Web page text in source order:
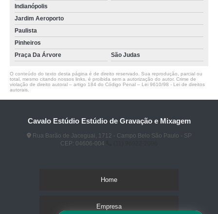
Indianópolis
Jardim Aeroporto
Paulista
Pinheiros
Praça Da Árvore
São Judas
O conteúdo do texto desta página é de direito reservado. Sua reprodução, parcial ou
total, mesmo citando nossos links, é proibida sem a autorização do autor. Crime de
violação de direito autoral – artigo 184 do Código Penal – Lei 9610/98 - Lei de direitos
autorais
Cavalo Estúdio Estúdio de Gravação e Mixagem
Rua Barão de Jaceguai, 1712 - Campo Belo São Paulo - SP
CEP: 04606-004
Home
Empresa